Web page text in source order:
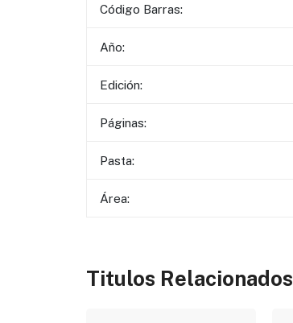
Código Barras:
Año:
Edición:
Páginas:
Pasta:
Área:
Titulos Relacionados